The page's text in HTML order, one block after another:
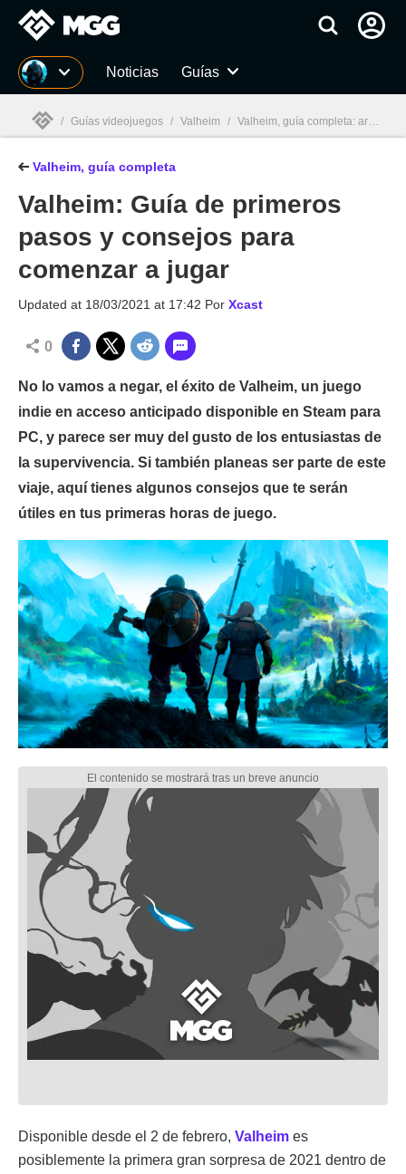
MGG Noticias Guías
MGG
/ Guías videojuegos / Valheim / Valheim, guía completa: artesanía, wiki, consejos...
Valheim, guía completa
Valheim: Guía de primeros
pasos y consejos para
comenzar a jugar
Updated at 18/03/2021 at 17:42 Por Xcast
0
No lo vamos a negar, el éxito de Valheim, un juego
indie en acceso anticipado disponible en Steam para
PC, y parece ser muy del gusto de los entusiastas de
la supervivencia. Si también planeas ser parte de este
viaje, aquí tienes algunos consejos que te serán
útiles en tus primeras horas de juego.
Disponible desde el 2 de febrero, Valheim es
posiblemente la primera gran sorpresa de 2021 dentro de